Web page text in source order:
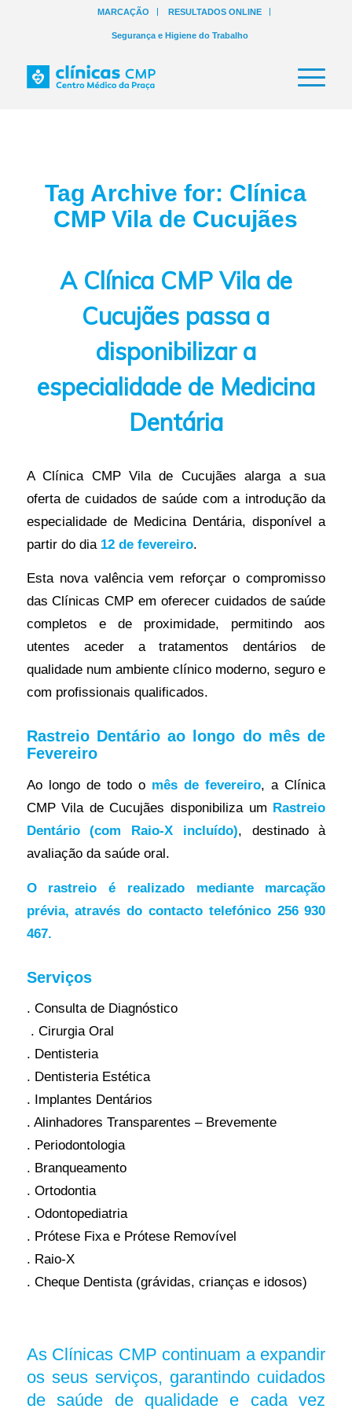
MARCAÇÃO RESULTADOS ONLINE
Segurança e Higiene do Trabalho
Tag Archive for: Clínica
CMP Vila de Cucujães
A Clínica CMP Vila de
Cucujães passa a
disponibilizar a
especialidade de Medicina
Dentária
A Clínica CMP Vila de Cucujães alarga a sua
oferta de cuidados de saúde com a introdução da
especialidade de Medicina Dentária, disponível a
partir do dia 12 de fevereiro.
Esta nova valência vem reforçar o compromisso
das Clínicas CMP em oferecer cuidados de saúde
completos e de proximidade, permitindo aos
utentes aceder a tratamentos dentários de
qualidade num ambiente clínico moderno, seguro e
com profissionais qualificados.
Rastreio Dentário ao longo do mês de
Fevereiro
Ao longo de todo o mês de fevereiro, a Clínica
CMP Vila de Cucujães disponibiliza um Rastreio
Dentário (com Raio-X incluído), destinado à
avaliação da saúde oral.
O rastreio é realizado mediante marcação
prévia, através do contacto telefónico 256 930
467.
Serviços
. Consulta de Diagnóstico
. Cirurgia Oral
. Dentisteria
. Dentisteria Estética
. Implantes Dentários
. Alinhadores Transparentes – Brevemente
. Periodontologia
. Branqueamento
. Ortodontia
. Odontopediatria
. Prótese Fixa e Prótese Removível
. Raio-X
. Cheque Dentista (grávidas, crianças e idosos)
As Clínicas CMP continuam a expandir
os seus serviços, garantindo cuidados
de saúde de qualidade e cada vez